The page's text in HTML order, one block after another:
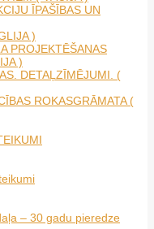
ĪPAŠĪBAS UN
)
PROJEKTĒŠANAS
)
DETAĻZĪMĒJUMI. (
ROKASGRĀMATA (
– 30 gadu pieredze